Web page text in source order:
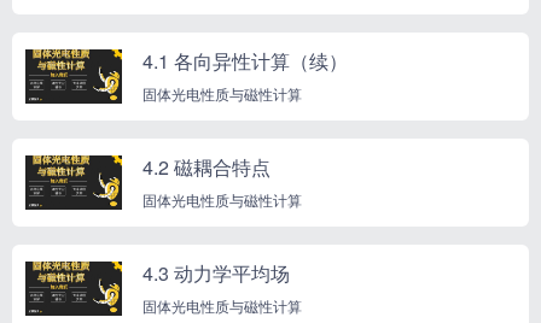
4.1 各向异性计算（续）
固体光电性质与磁性计算
4.2 磁耦合特点
固体光电性质与磁性计算
4.3 动力学平均场
固体光电性质与磁性计算